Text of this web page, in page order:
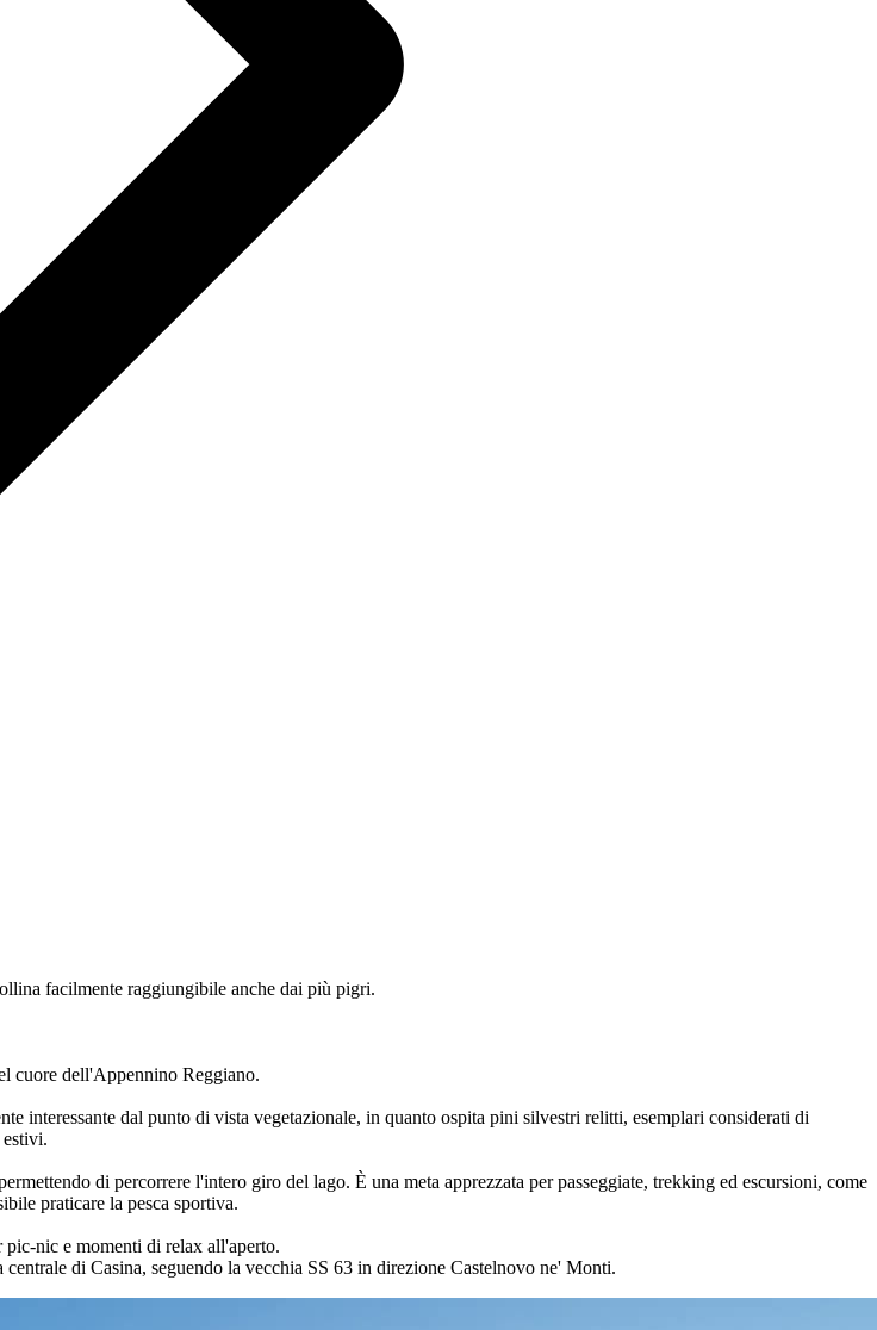
facilmente raggiungibile anche dai più pigri.
cuore dell'Appennino Reggiano.
interessante dal punto di vista vegetazionale, in quanto ospita pini silvestri relitti, esemplari considerati di
di percorrere l'intero giro del lago. È una meta apprezzata per passeggiate, trekking ed escursioni, come
praticare la pesca sportiva.
nic e momenti di relax all'aperto.
di Casina, seguendo la vecchia SS 63 in direzione Castelnovo ne' Monti.